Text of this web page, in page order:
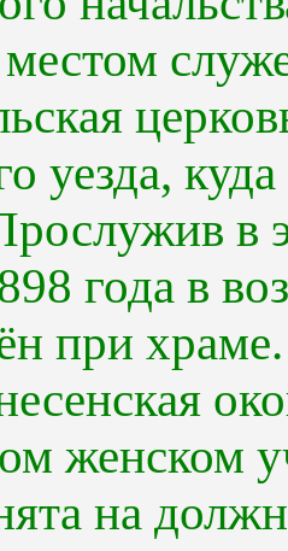
уезда,
в
года в
при храме.
женском
на